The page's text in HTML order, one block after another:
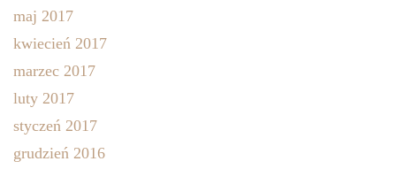
maj 2017
kwiecień 2017
marzec 2017
luty 2017
styczeń 2017
grudzień 2016